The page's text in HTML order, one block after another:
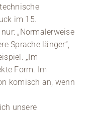
im 15.
„Normalerweise
Sprache länger“,
„Im
Form. Im
komisch an, wenn
unsere